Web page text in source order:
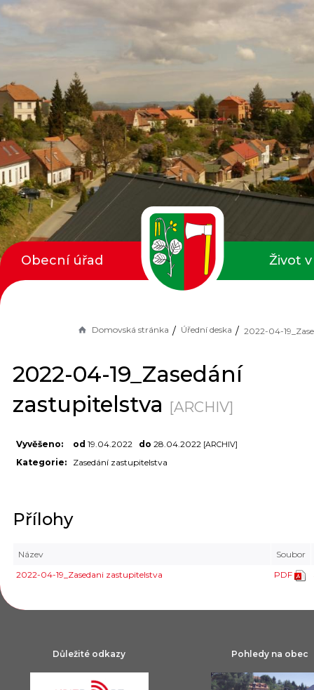
Domovská stránka Úřední deska
2022-04-19_Zasedání
zastupitelstva [ARCHIV]
Vyvěšeno: od 19.04.2022 do 28.04.2022 [ARCHIV]
Kategorie: Zasedání zastupitelstva
Přílohy
Název
Soubor
2022-04-19_Zasedani zastupitelstva
PDF
Obecní úřad Život
Důležité odkazy Pohledy na obec